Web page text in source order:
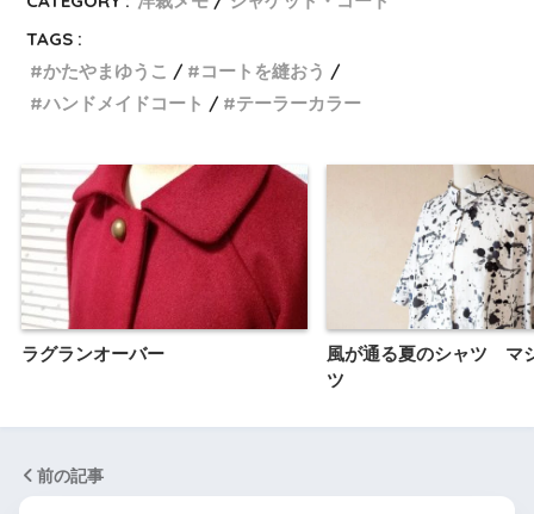
TAGS :
かたやまゆうこ
コートを縫おう
ハンドメイドコート
テーラーカラー
ラグランオーバー
風が通る夏のシャツ マ
ツ
前の記事